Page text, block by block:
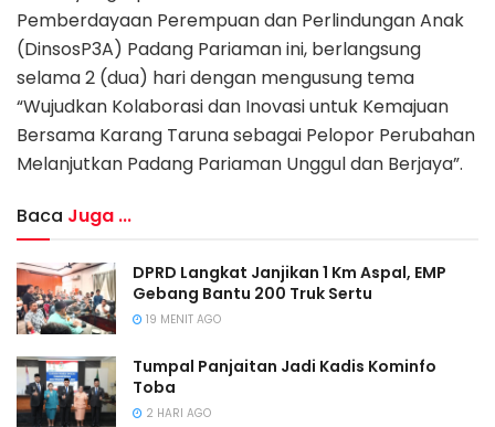
Pemberdayaan Perempuan dan Perlindungan Anak
(DinsosP3A) Padang Pariaman ini, berlangsung
selama 2 (dua) hari dengan mengusung tema
“Wujudkan Kolaborasi dan Inovasi untuk Kemajuan
Bersama Karang Taruna sebagai Pelopor Perubahan
Melanjutkan Padang Pariaman Unggul dan Berjaya”.
Baca Juga ...
DPRD Langkat Janjikan 1 Km Aspal, EMP
Gebang Bantu 200 Truk Sertu
19 MENIT AGO
Tumpal Panjaitan Jadi Kadis Kominfo
Toba
2 HARI AGO